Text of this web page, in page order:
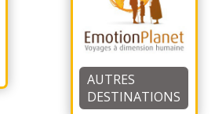
AUTRES
DESTINATIONS